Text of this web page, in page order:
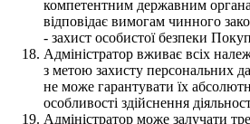
компетентним державним
відповідає вимогам чинного
- захист особистої безпеки
Адміністратор вживає всіх
з метою захисту персональних
не може гарантувати їх
особливості здійснення
Адміністратор може залучати